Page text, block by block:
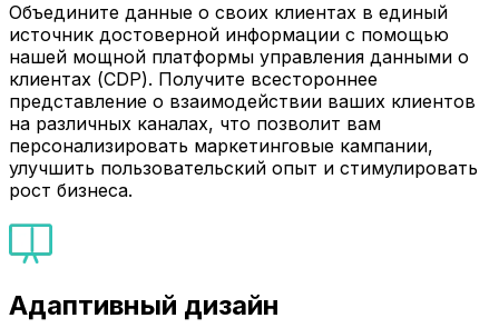
Объедините данные о своих клиентах в единый
источник достоверной информации с помощью
нашей мощной платформы управления данными о
клиентах (CDP). Получите всестороннее
представление о взаимодействии ваших клиентов
на различных каналах, что позволит вам
персонализировать маркетинговые кампании,
улучшить пользовательский опыт и стимулировать
рост бизнеса.
Адаптивный дизайн